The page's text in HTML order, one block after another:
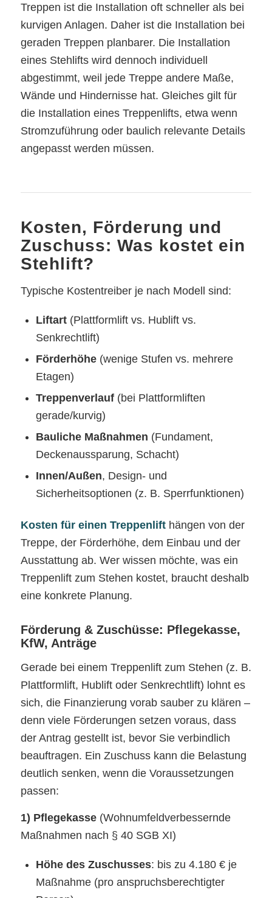
Treppen ist die Installation oft schneller als bei
kurvigen Anlagen. Daher ist die Installation bei
geraden Treppen planbarer. Die Installation
eines Stehlifts wird dennoch individuell
abgestimmt, weil jede Treppe andere Maße,
Wände und Hindernisse hat. Gleiches gilt für
die Installation eines Treppenlifts, etwa wenn
Stromzuführung oder baulich relevante Details
angepasst werden müssen.
Kosten, Förderung und
Zuschuss: Was kostet ein
Stehlift?
Typische Kostentreiber je nach Modell sind:
Liftart(Plattformlift vs. Hublift vs.
Senkrechtlift)
Förderhöhe(wenige Stufen vs. mehrere
Etagen)
Treppenverlauf(bei Plattformliften
gerade/kurvig)
Bauliche Maßnahmen (Fundament,
Deckenaussparung, Schacht)
Innen/Außen, Design- und
Sicherheitsoptionen (z. B. Sperrfunktionen)
Kosten für einen Treppenlifthängen von der
Treppe, der Förderhöhe, dem Einbau und der
Ausstattung ab. Wer wissen möchte, was ein
Treppenlift zum Stehen kostet, braucht deshalb
eine konkrete Planung.
Förderung & Zuschüsse: Pflegekasse,
KfW, Anträge
Gerade bei einem Treppenlift zum Stehen (z. B.
Plattformlift, Hublift oder Senkrechtlift) lohnt es
sich, die Finanzierung vorab sauber zu klären –
denn viele Förderungen setzen voraus, dass
der Antrag gestellt ist, bevor Sie verbindlich
beauftragen. Ein Zuschuss kann die Belastung
deutlich senken, wenn die Voraussetzungen
passen:
1) Pflegekasse(Wohnumfeldverbessernde
Maßnahmen nach § 40 SGB XI)
Höhe des Zuschusses: bis zu 4.180 € je
Maßnahme (pro anspruchsberechtigter